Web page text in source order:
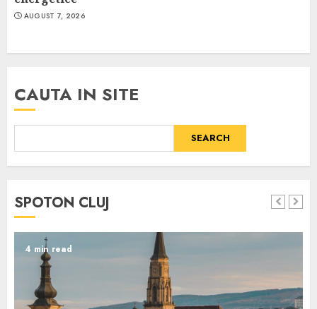
AUGUST 7, 2026
CAUTA IN SITE
SEARCH
SPOTON CLUJ
4 min read